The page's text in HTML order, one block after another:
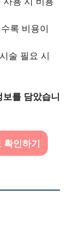
록 비용이
술 필요 시
를 담았습니
확인하기